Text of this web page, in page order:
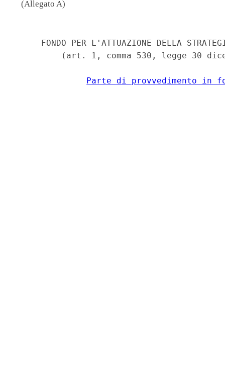
(Allegato A)
FONDO PER L'ATTUAZIONE DELLA
(art. 1, comma 530, legge 30
Parte di provvedimento in